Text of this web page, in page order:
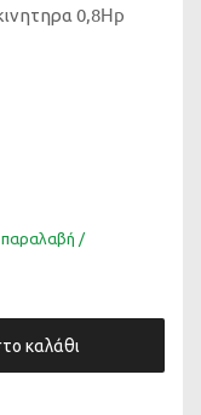
0,8Hp
/
καλάθι